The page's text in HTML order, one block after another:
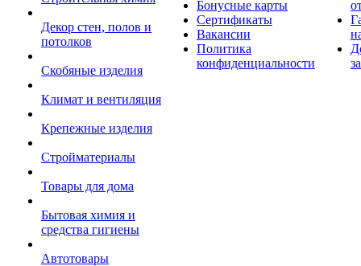
Декор стен, полов и
потолков
Скобяные изделия
Климат и вентиляция
Крепежные изделия
Стройматериалы
Товары для дома
Бытовая химия и
средства гигиены
Автотовары
Бонусные карты
Сертификаты
Вакансии
Политика
конфиденциальности